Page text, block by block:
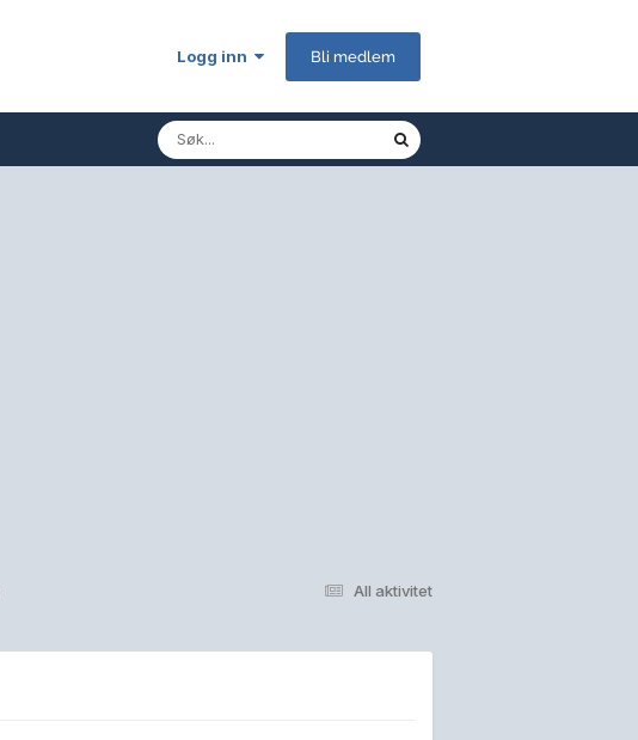
Logg inn Bli medlem
All aktivitet